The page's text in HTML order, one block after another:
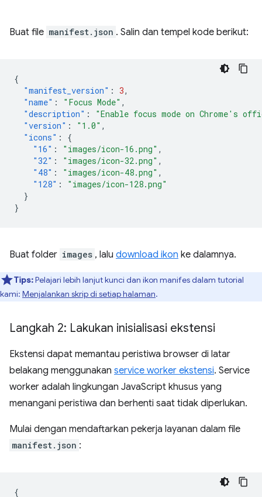
Buat file manifest.json . Salin dan tempel kode berikut:
{
"manifest_version" : 3,
"name" : "Focus Mode" ,
"description" :
"Enable focus mode on Chrome's
"version" : "1.0" ,
"icons" :
{
"16" : "images/icon-16.png" ,
"32" : "images/icon-32.png" ,
"48" : "images/icon-48.png" ,
"128" :
"images/icon-128.png"
}
}
Buat folder images , lalu download ikon ke dalamnya.
Tips:Pelajari lebih lanjut kunci dan ikon manifes dalam tutorial
kami: Menjalankan skrip di setiap halaman.
Langkah 2: Lakukan inisialisasi ekstensi
Ekstensi dapat memantau peristiwa browser di latar
belakang menggunakan service worker ekstensi. Service
worker adalah lingkungan JavaScript khusus yang
menangani peristiwa dan berhenti saat tidak diperlukan.
Mulai dengan mendaftarkan pekerja layanan dalam file
manifest.json :
{